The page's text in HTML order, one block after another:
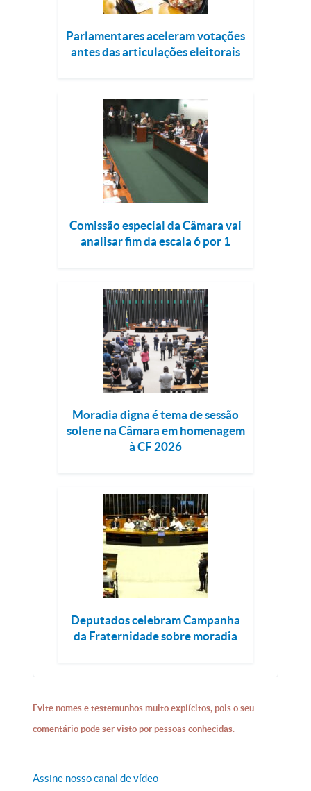
Parlamentares aceleram votações
antes das articulações eleitorais
Comissão especial da Câmara vai
analisar fim da escala 6 por 1
Moradia digna é tema de sessão
solene na Câmara em homenagem
à CF 2026
Deputados celebram Campanha
da Fraternidade sobre moradia
Evite nomes e testemunhos muito explícitos, pois o seu
comentário pode ser visto por pessoas conhecidas.
Assine nosso canal de vídeo